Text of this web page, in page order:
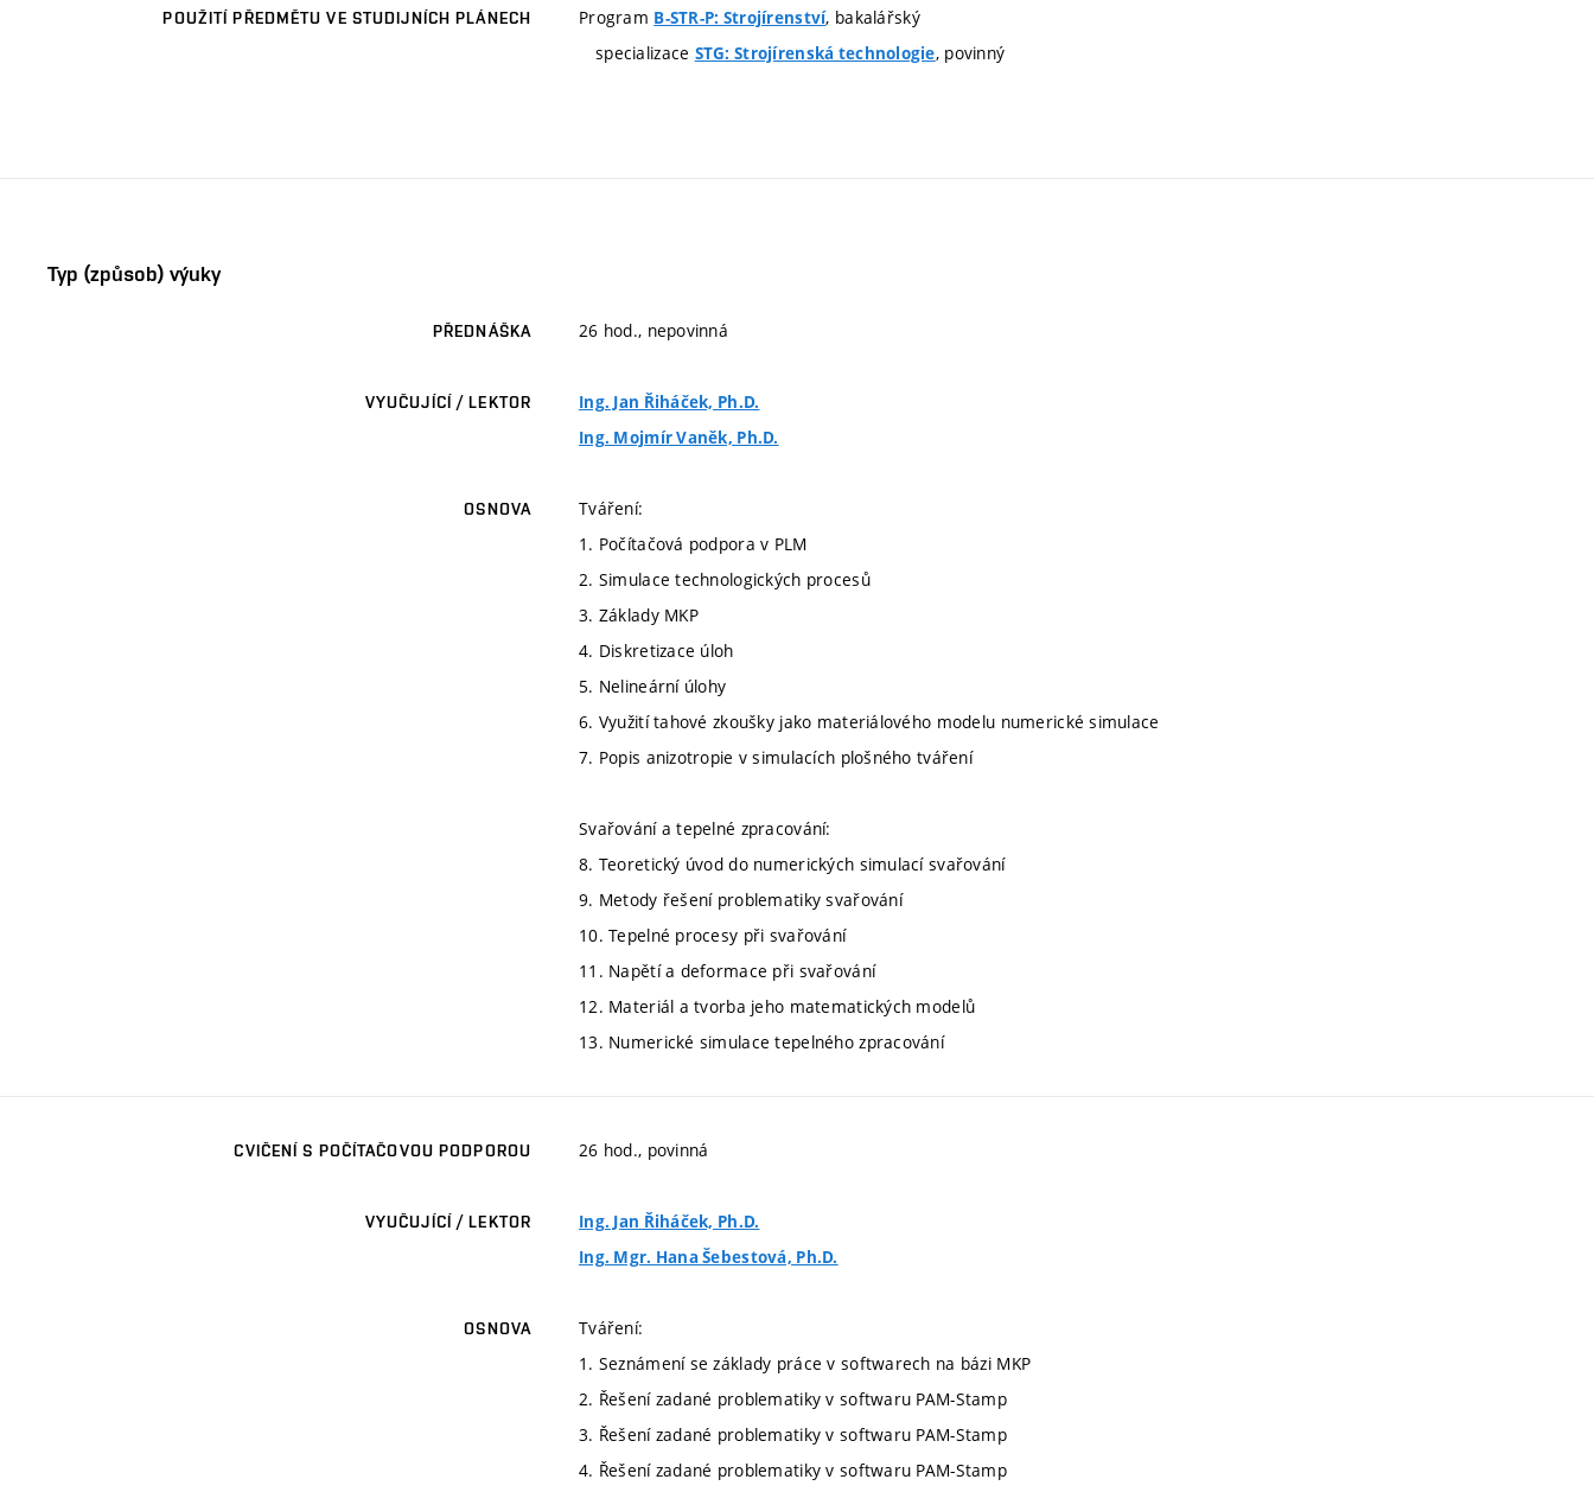
POUŽITÍ PŘEDMĚTU VE STUDIJNÍCH PLÁNECH Program B-STR-P: Strojírenství, bakalářský
specializace STG: Strojírenská technologie, povinný
Typ (způsob) výuky
PŘEDNÁŠKA 26 hod., nepovinná
VYUČUJÍCÍ / LEKTOR
Ing. Jan Řiháček, Ph.D.
Ing. Mojmír Vaněk, Ph.D.
OSNOVA
Tváření:
1. Počítačová podpora v PLM
2. Simulace technologických procesů
3. Základy MKP
4. Diskretizace úloh
5. Nelineární úlohy
6. Využití tahové zkoušky jako materiálového modelu numerické simulace
7. Popis anizotropie v simulacích plošného tváření
Svařování a tepelné zpracování:
8. Teoretický úvod do numerických simulací svařování
9. Metody řešení problematiky svařování
10. Tepelné procesy při svařování
11. Napětí a deformace při svařování
12. Materiál a tvorba jeho matematických modelů
13. Numerické simulace tepelného zpracování
CVIČENÍ S POČÍTAČOVOU PODPOROU 26 hod., povinná
VYUČUJÍCÍ / LEKTOR
Ing. Jan Řiháček, Ph.D.
Ing. Mgr. Hana Šebestová, Ph.D.
OSNOVA
Tváření:
1. Seznámení se základy práce v softwarech na bázi MKP
2. Řešení zadané problematiky v softwaru PAM-Stamp
3. Řešení zadané problematiky v softwaru PAM-Stamp
4. Řešení zadané problematiky v softwaru PAM-Stamp